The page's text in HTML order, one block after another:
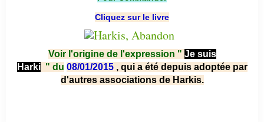
Cliquez sur le livre
Voir l'origine de l'expression " Je suis
Harki " du 08/01/2015 , qui a été depuis adoptée par
d'autres associations de Harkis.